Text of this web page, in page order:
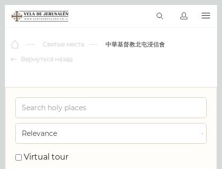
Виртуальные туры
RU
Вернуться назад
Святые места 中華基督教北屯浸信會
Virtual tour